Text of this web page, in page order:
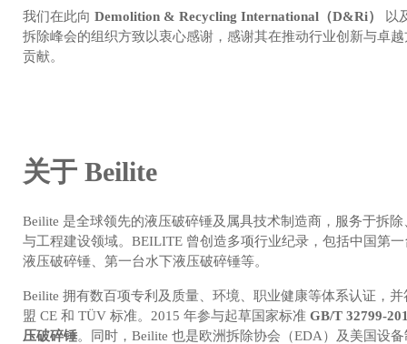
我们在此向Demolition & Recycling International（D&Ri）
以
拆除峰会的组织方致以衷心感谢，感谢其在推动行业创新与卓
贡献。
关于 Beilite
Beilite 是全球领先的液压破碎锤及属具技术制造商，服务于拆除
与工程建设领域。BEILITE 曾创造多项行业纪录，包括中国第
液压破碎锤、第一台水下液压破碎锤等。
Beilite 拥有数百项专利及质量、环境、职业健康等体系认证，并
盟 CE 和 TÜV 标准。2015 年参与起草国家标准GB/T 32799-
压破碎锤。同时，Beilite 也是欧洲拆除协会（EDA）及美国设